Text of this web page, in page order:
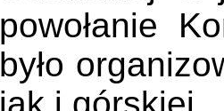
powołanie
było